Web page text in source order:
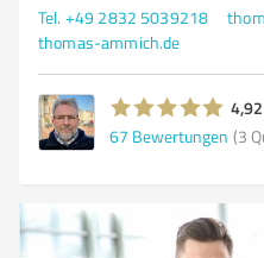
Tel. +49 2832 5039218
thomas-ammich.de
67 Bewertungen (3